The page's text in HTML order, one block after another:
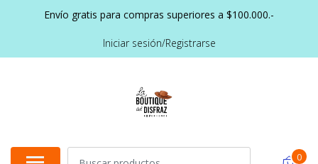
Envío gratis para compras superiores a $100.000.-
Iniciar sesión/Registrarse
0